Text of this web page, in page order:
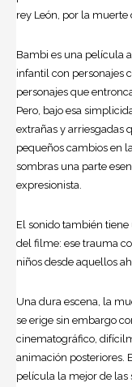
rey León, por la muerte
Bambi es una película
infantil con personajes
personajes que
Pero, bajo esa
extrañas y arriesgadas
pequeños cambios en
sombras una parte
expresionista.
El sonido también
del filme: ese trauma
niños desde aquellos
Una dura escena, la
se erige sin embargo
cinematográfico,
animación posteriores.
película la mejor de las